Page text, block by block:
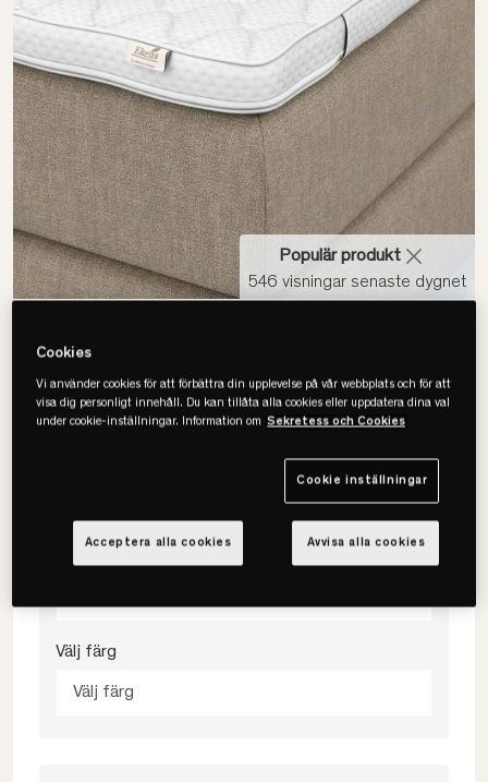
Populär produkt
546 visningar senaste dygnet
Tempflex Fastex Quilt
Välj färg
Välj färg
Cookies
Vi använder cookies för att förbättra din upplevelse på vår webbplats och för att
visa dig personligt innehåll. Du kan tillåta alla cookies eller uppdatera dina val
under cookie-inställningar. Information om Sekretess och Cookies
Cookie inställningar
Avvisa alla cookies
Acceptera alla cookies